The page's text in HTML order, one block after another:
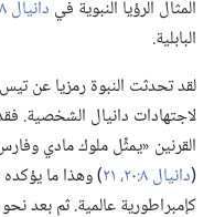
المثال الرؤيا النبوية في دانيال ٨:‏
البابلية.‏
لقد تحدثت النبوة رمزيا عن
لاجتهادات دانيال الشخصية.‏
القرنين «يمثِّل ملوك مادي
(‏دانيال ٨:‏ ٢٠،‏ ٢١
‏)‏ وهذا ما
كإمبراطورية عالمية.‏ ثم بعد